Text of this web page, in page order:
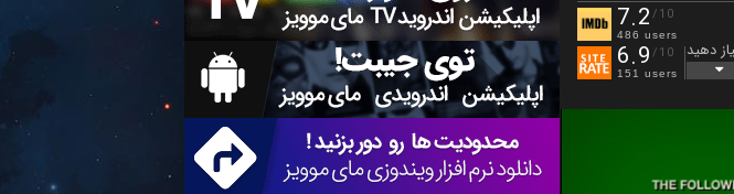
7.2 /10
486 users
6.9 /10
151 users
دهید